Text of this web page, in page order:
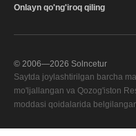
Onlayn qo'ng'iroq qiling
© 2006—2026 Solncetur
Saytda joylashtirilgan barcha
mo'ljallangan va Qozog'iston
moddasi qoidalarida